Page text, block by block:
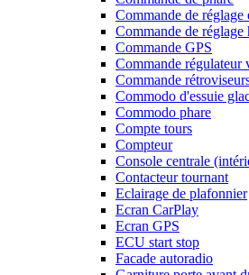
Commande de réglage
Commande de réglage
Commande GPS
Commande régulateur
Commande
Commodo d'essuie
Commodo phare
Compte tours
Compteur
Console centrale
Contacteur tournant
Eclairage de plafonnier
Ecran CarPlay
Ecran GPS
ECU start stop
Facade autoradio